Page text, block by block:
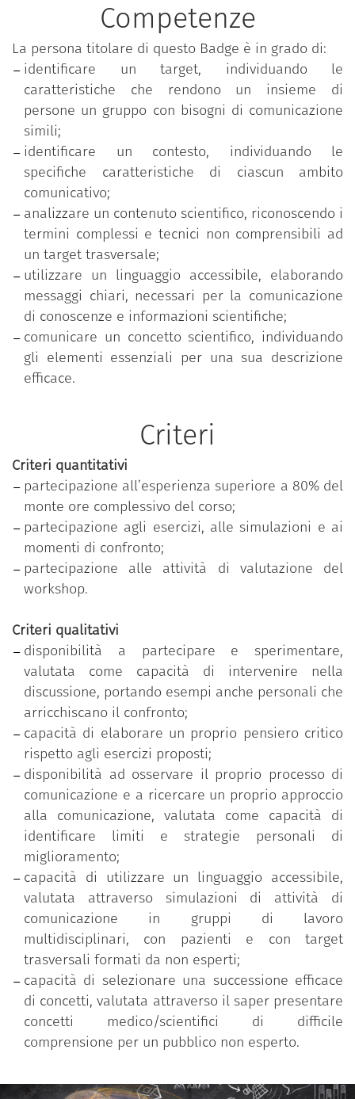
essere compresi correttamente, tanto da potenziali
pazienti, quanto da colleghi e colleghe di altri
ambiti professionali e in generale da un target
trasversale.
Le/gli studentesse/studenti si sono esercitati a
identificare i contenuti e i concetti tecnici,
imparando a non dare per scontato l’uso di termini
complessi, partecipando singolarmente e in lavori
di gruppo a simulazioni pratiche durante le quali
hanno sperimentato come rapportarsi con tipi
diversi di pubblico in contesti differenti.
Lo scopo, quindi, è stato anche quello di porre le
basi per preparare le/i future/futuri
laureate/laureati al mondo del lavoro e in
particolare alle crescenti sfide poste dalla
complessità che richiede la capacità di sapere
collaborare in contesti multidisciplinari in modo
flessibile, empatico e costruttivo, per consentire di
Competenze
La persona titolare di questo Badge è in grado di:
identificare un target, individuando le
caratteristiche che rendono un insieme di
persone un gruppo con bisogni di comunicazione
simili;
identificare un contesto, individuando le
specifiche caratteristiche di ciascun ambito
comunicativo;
analizzare un contenuto scientifico, riconoscendo i
termini complessi e tecnici non comprensibili ad
un target trasversale;
utilizzare un linguaggio accessibile, elaborando
messaggi chiari, necessari per la comunicazione
di conoscenze e informazioni scientifiche;
comunicare un concetto scientifico, individuando
gli elementi essenziali per una sua descrizione
efficace.
Criteri
Criteri quantitativi
partecipazione all’esperienza superiore a 80% del
monte ore complessivo del corso;
partecipazione agli esercizi, alle simulazioni e ai
momenti di confronto;
partecipazione alle attività di valutazione del
workshop.
Criteri qualitativi
disponibilità a partecipare e sperimentare,
valutata come capacità di intervenire nella
discussione, portando esempi anche personali che
arricchiscano il confronto;
capacità di elaborare un proprio pensiero critico
rispetto agli esercizi proposti;
disponibilità ad osservare il proprio processo di
comunicazione e a ricercare un proprio approccio
alla comunicazione, valutata come capacità di
identificare limiti e strategie personali di
miglioramento;
capacità di utilizzare un linguaggio accessibile,
valutata attraverso simulazioni di attività di
comunicazione in gruppi di lavoro
multidisciplinari, con pazienti e con target
trasversali formati da non esperti;
capacità di selezionare una successione efficace
di concetti, valutata attraverso il saper presentare
concetti medico/scientifici di difficile
comprensione per un pubblico non esperto.